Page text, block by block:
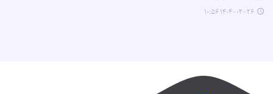
۱۴۰۴-۰۲-۲۶ ۱۰:۵۶